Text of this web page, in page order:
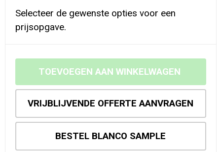
Selecteer de gewenste opties voor een
prijsopgave.
TOEVOEGEN AAN WINKELWAGEN
VRIJBLIJVENDE OFFERTE AANVRAGEN
BESTEL BLANCO SAMPLE